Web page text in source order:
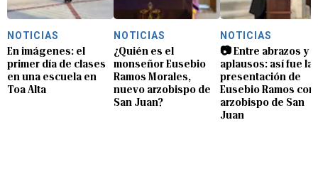
NOTICIAS
En imágenes: el
primer día de clases
en una escuela en
Toa Alta
NOTICIAS
¿Quién es el
monseñor Eusebio
Ramos Morales,
nuevo arzobispo de
San Juan?
NOTICIAS
📷 Entre abrazos y
aplausos: así fue la
presentación de
Eusebio Ramos
arzobispo de San
Juan